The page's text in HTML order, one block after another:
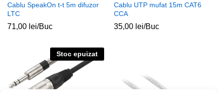
Cablu SpeakOn t-t 5m difuzor
LTC
71,00 lei/Buc
Cablu UTP mufat 15m CAT6
CCA
35,00 lei/Buc
Stoc epuizat